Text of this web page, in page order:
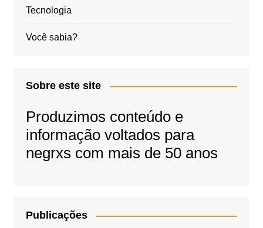
Tecnologia
Você sabia?
Sobre este site
Produzimos conteúdo e
informação voltados para
negrxs com mais de 50 anos
Publicações